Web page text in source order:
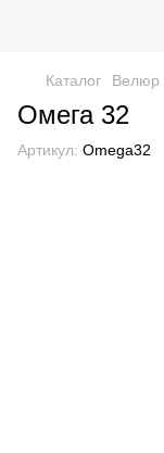
Каталог Велюр
Омега 32
Артикул: Omega32